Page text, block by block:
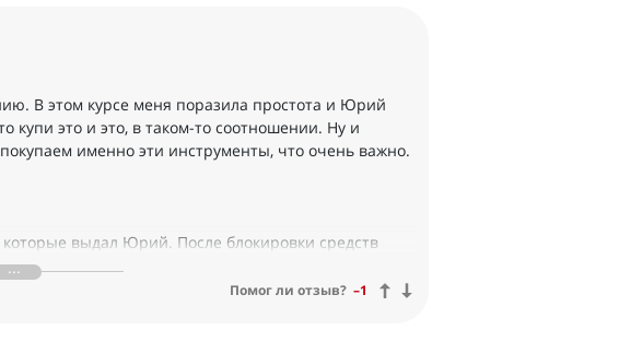
В этом курсе меня поразила простота и Юрий
купи это и это, в таком-то соотношении. Ну и
именно эти инструменты, что очень важно.
выдал Юрий. После блокировки средств
и только пополнял банковский счет. А
пополнять брокерский счет и инвестировать.
Помог ли отзыв? –1